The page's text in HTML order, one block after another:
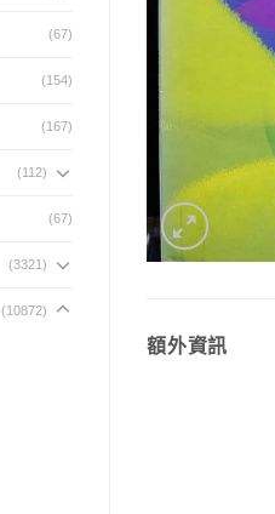
(67)
(154)
(167)
(112)
(67)
(3321)
(10872)
額外資訊